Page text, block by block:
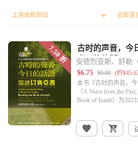
安德烈亚斯．舒勒